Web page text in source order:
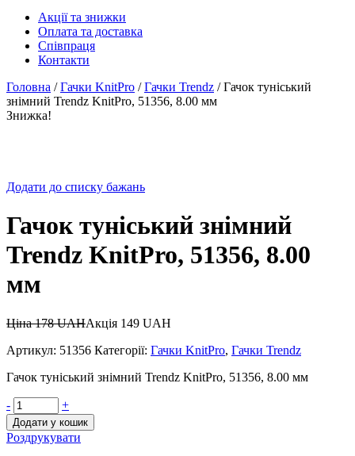
Акції та знижки
Оплата та доставка
Співпраця
Контакти
Головна /Гачки KnitPro /Гачки Trendz / Гачок туніський
знімний Trendz KnitPro, 51356, 8.00 мм
Знижка!
Додати до списку бажань
Гачок туніський знімний
Trendz KnitPro, 51356, 8.00
мм
Ціна178UAHАкція 149 UAH
Артикул: 51356 Категорії: Гачки KnitPro, Гачки Trendz
Гачок туніський знімний Trendz KnitPro, 51356, 8.00 мм
- +
Додати у кошик
Роздрукувати